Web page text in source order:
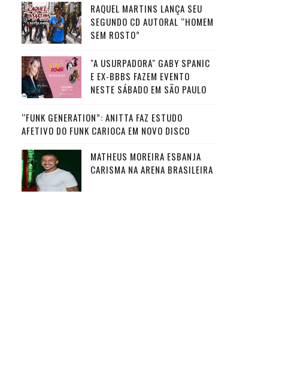
RAQUEL MARTINS LANÇA SEU
SEGUNDO CD AUTORAL “HOMEM
SEM ROSTO”
"A USURPADORA" GABY SPANIC
E EX-BBBS FAZEM EVENTO
NESTE SÁBADO EM SÃO PAULO
“FUNK GENERATION”: ANITTA FAZ ESTUDO
AFETIVO DO FUNK CARIOCA EM NOVO DISCO
MATHEUS MOREIRA ESBANJA
CARISMA NA ARENA BRASILEIRA